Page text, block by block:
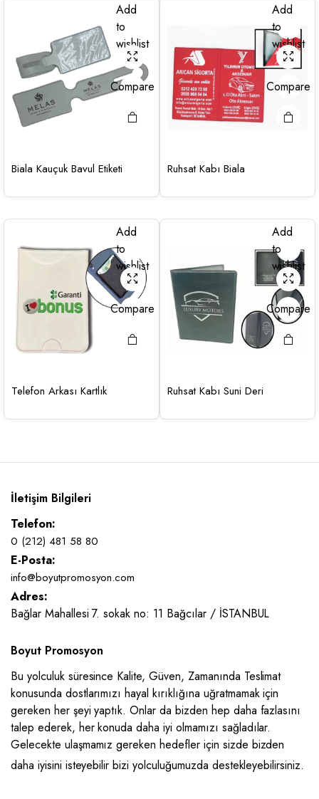
Add
to
wishlist
Compare
Biala Kauçuk Bavul Etiketi
Add
to
wishlist
Compare
Ruhsat Kabı Biala
Add
to
wishlist
Compare
Telefon Arkası Kartlık
Add
to
wishlist
Compare
Ruhsat Kabı Suni Deri
İletişim Bilgileri
Telefon:
0 (212) 481 58 80
E-Posta:
info@boyutpromosyon.com
Adres:
Bağlar Mahallesi 7. sokak no: 11 Bağcılar / İSTANBUL
Boyut Promosyon
Bu yolculuk süresince Kalite, Güven, Zamanında Teslimat
konusunda dostlarımızı hayal kırıklığına uğratmamak için
gereken her şeyi yaptık. Onlar da bizden hep daha fazlasını
talep ederek, her konuda daha iyi olmamızı sağladılar.
Gelecekte ulaşmamız gereken hedefler için sizde bizden
daha iyisini isteyebilir bizi yolculuğumuzda destekleyebilirsiniz.